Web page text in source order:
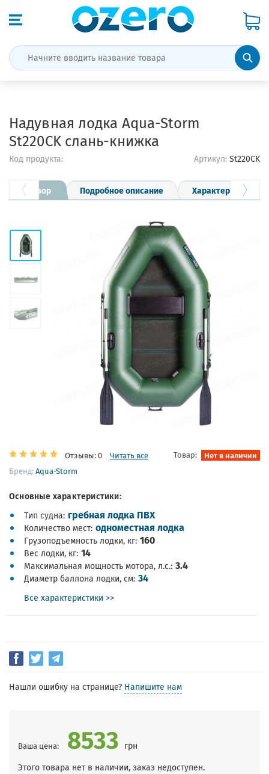
Надувная лодка Aqua-Storm
St220CK слань-книжка
Код продукта: Артикул: St220CK
Обзор Подробное описание Характеристики
Отзывы: 0 Читать все Товар: Нет в наличии
Бренд:Aqua-Storm
Основные характеристики:
Тип судна гребная лодка ПВХ
Количество мест одноместная лодка
Грузоподъемность лодки, кг 160
Вес лодки, кг 14
Максимальная мощность мотора, л.с. 3.4
Диаметр баллона лодки, см 34
Все характеристики >>
Нашли ошибку на странице? Напишите нам
Ваша цена: 8533 грн
Этого товара нет в наличии, заказ недоступен.